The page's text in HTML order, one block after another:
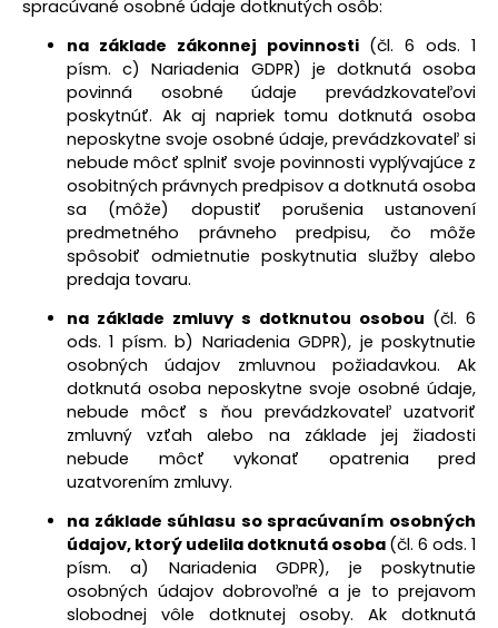
spracúvané osobné údaje dotknutých osôb:
na základe zákonnej povinnosti (čl. 6 ods. 1
písm. c) Nariadenia GDPR) je dotknutá osoba
povinná osobné údaje prevádzkovateľovi
poskytnúť. Ak aj napriek tomu dotknutá osoba
neposkytne svoje osobné údaje, prevádzkovateľ si
nebude môcť splniť svoje povinnosti vyplývajúce z
osobitných právnych predpisov a dotknutá osoba
sa (môže) dopustiť porušenia ustanovení
predmetného právneho predpisu, čo môže
spôsobiť odmietnutie poskytnutia služby alebo
predaja tovaru.
na základe zmluvy s dotknutou osobou (čl. 6
ods. 1 písm. b) Nariadenia GDPR), je poskytnutie
osobných údajov zmluvnou požiadavkou. Ak
dotknutá osoba neposkytne svoje osobné údaje,
nebude môcť s ňou prevádzkovateľ uzatvoriť
zmluvný vzťah alebo na základe jej žiadosti
nebude môcť vykonať opatrenia pred
uzatvorením zmluvy.
na základe súhlasu so spracúvaním osobných
údajov, ktorý udelila dotknutá osoba (čl. 6 ods. 1
písm. a) Nariadenia GDPR), je poskytnutie
osobných údajov dobrovoľné a je to prejavom
slobodnej vôle dotknutej osoby. Ak dotknutá